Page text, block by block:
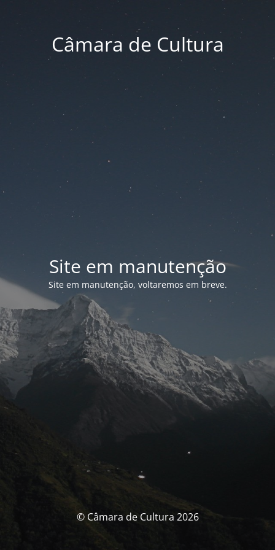
Câmara de Cultura
Site em manutenção
Site em manutenção, voltaremos em breve.
© Câmara de Cultura 2026